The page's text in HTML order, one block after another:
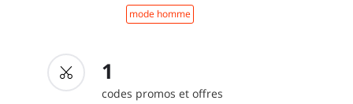
mode homme
1
codes promos et offres